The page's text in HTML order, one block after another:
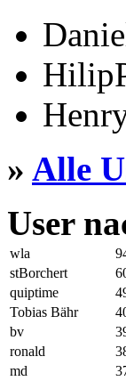
» Alle
User
wla
stBorchert
quiptime
Tobias Bähr
bv
ronald
md